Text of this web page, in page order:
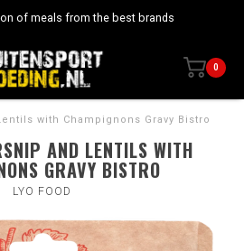
of meals from the best brands
0
with Champignons Gravy Bistro
AND LENTILS WITH
GRAVY BISTRO
LYO FOOD